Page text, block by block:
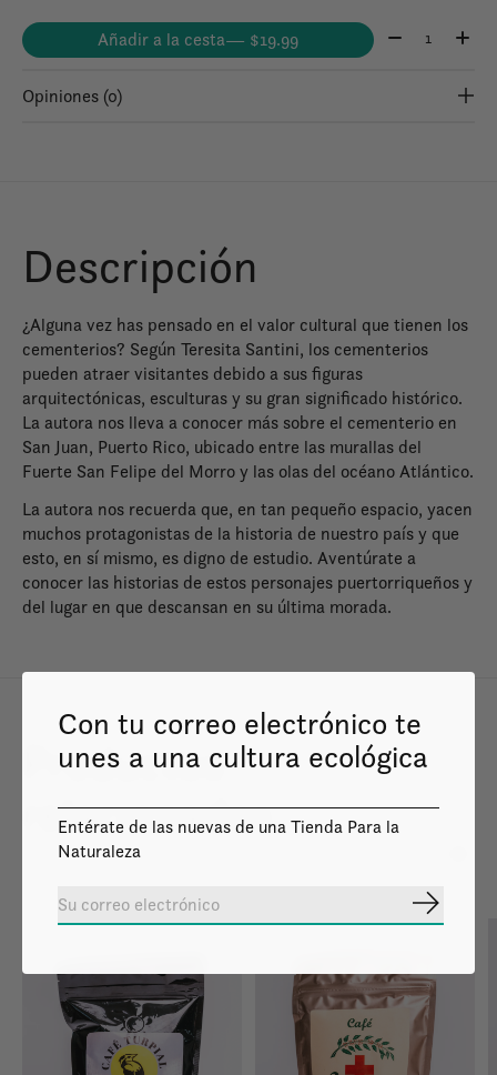
Añadir a la cesta — $19.99 Cantidad:
Opiniones (0)
Descripción
¿Alguna vez has pensado en el valor cultural que tienen los
cementerios? Según Teresita Santini, los cementerios
pueden atraer visitantes debido a sus figuras
arquitectónicas, esculturas y su gran significado histórico.
La autora nos lleva a conocer más sobre el cementerio en
San Juan, Puerto Rico, ubicado entre las murallas del
Fuerte San Felipe del Morro y las olas del océano Atlántico.
La autora nos recuerda que, en tan pequeño espacio, yacen
muchos protagonistas de la historia de nuestro país y que
esto, en sí mismo, es digno de estudio. Aventúrate a
conocer las historias de estos personajes puertorriqueños y
del lugar en que descansan en su última morada.
Productos
relacionados
Con tu correo electrónico te
unes a una cultura ecológica
Entérate de las nuevas de una Tienda Para la
Naturaleza